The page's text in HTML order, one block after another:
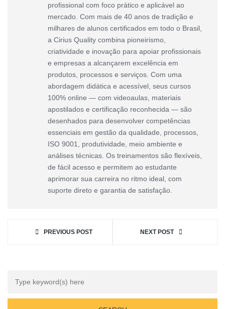
profissional com foco prático e aplicável ao
mercado. Com mais de 40 anos de tradição e
milhares de alunos certificados em todo o Brasil,
a Cirius Quality combina pioneirismo,
criatividade e inovação para apoiar profissionais
e empresas a alcançarem excelência em
produtos, processos e serviços. Com uma
abordagem didática e acessível, seus cursos
100% online — com videoaulas, materiais
apostilados e certificação reconhecida — são
desenhados para desenvolver competências
essenciais em gestão da qualidade, processos,
ISO 9001, produtividade, meio ambiente e
análises técnicas. Os treinamentos são flexíveis,
de fácil acesso e permitem ao estudante
aprimorar sua carreira no ritmo ideal, com
suporte direto e garantia de satisfação.
PREVIOUS POST NEXT POST